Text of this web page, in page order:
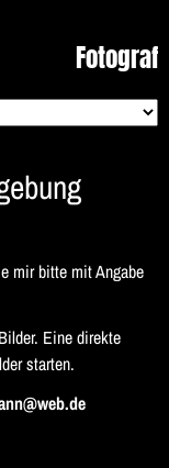
Fotograf
mir bitte mit Angabe
Eine direkte
starten.